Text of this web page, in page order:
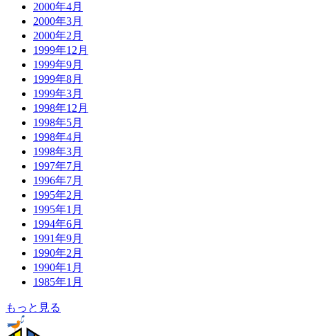
2000年4月
2000年3月
2000年2月
1999年12月
1999年9月
1999年8月
1999年3月
1998年12月
1998年5月
1998年4月
1998年3月
1997年7月
1996年7月
1995年2月
1995年1月
1994年6月
1991年9月
1990年2月
1990年1月
1985年1月
もっと見る